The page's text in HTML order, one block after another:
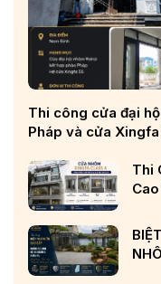
Thi công cửa đại
Pháp và cửa
Thi